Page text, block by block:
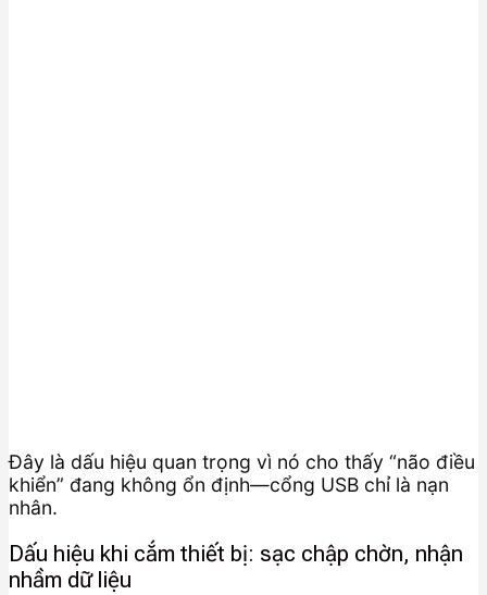
Đây là dấu hiệu quan trọng vì nó cho thấy “não điều
khiển” đang không ổn định—cổng USB chỉ là nạn
nhân.
Dấu hiệu khi cắm thiết bị: sạc chập chờn, nhận
nhầm dữ liệu